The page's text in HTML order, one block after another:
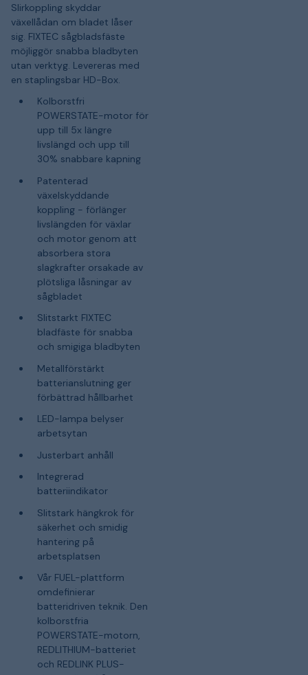
Slirkoppling skyddar
växellådan om bladet låser
sig. FIXTEC sågbladsfäste
möjliggör snabba bladbyten
utan verktyg. Levereras med
en staplingsbar HD-Box.
Kolborstfri
POWERSTATE-motor för
upp till 5x längre
livslängd och upp till
30% snabbare kapning
Patenterad
växelskyddande
koppling - förlänger
livslängden för växlar
och motor genom att
absorbera stora
slagkrafter orsakade av
plötsliga låsningar av
sågbladet
Slitstarkt FIXTEC
bladfäste för snabba
och smigiga bladbyten
Metallförstärkt
batterianslutning ger
förbättrad hållbarhet
LED-lampa belyser
arbetsytan
Justerbart anhåll
Integrerad
batteriindikator
Slitstark hängkrok för
säkerhet och smidig
hantering på
arbetsplatsen
Vår FUEL-plattform
omdefinierar
batteridriven teknik. Den
kolborstfria
POWERSTATE-motorn,
REDLITHIUM-batteriet
och REDLINK PLUS-